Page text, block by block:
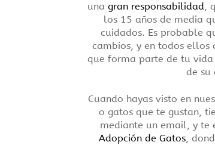
una gran responsabilidad,
los 15 años de media
cuidados. Es probable
cambios, y en todos ellos
que forma parte de tu
de su
Cuando hayas visto en
o gatos que te gustan,
mediante un email, y te
Adopción de Gatos,